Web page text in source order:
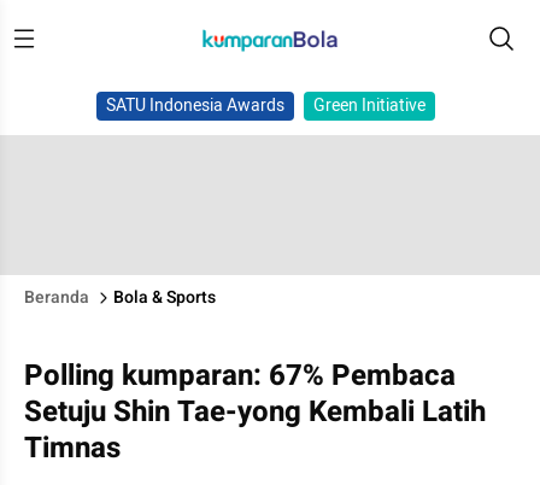
SATU Indonesia Awards Green Initiative
Beranda Bola & Sports
Polling kumparan: 67% Pembaca
Setuju Shin Tae-yong Kembali Latih
Timnas